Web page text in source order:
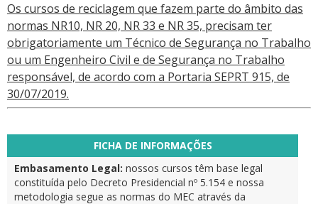
Os cursos de reciclagem que fazem parte do âmbito das
normas NR10, NR 20, NR 33 e NR 35, precisam ter
obrigatoriamente um Técnico de Segurança no Trabalho
ou um Engenheiro Civil e de Segurança no Trabalho
responsável, de acordo com a Portaria SEPRT 915, de
30/07/2019.
FICHA DE INFORMAÇÕES
Embasamento Legal: nossos cursos têm base legal
constituída pelo Decreto Presidencial nº 5.154 e nossa
metodologia segue as normas do MEC através da